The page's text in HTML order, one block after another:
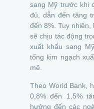
sang Mỹ trước khi
đủ, dẫn đến tăng
đến 8%. Tuy
sẽ chịu tác động
xuất khẩu sang
tổng kim ngạch
mẽ.
Theo World Bank,
0,8% đến 1,5%
hưởng đến các